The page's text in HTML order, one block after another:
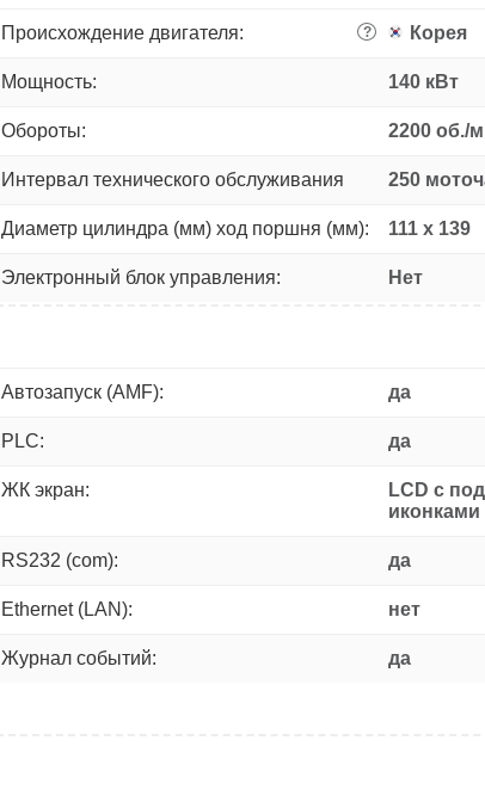
Происхождение двигателя: ? Корея
Мощность: 140 кВт
Обороты: 2200 об./
Интервал технического обслуживания 250
Диаметр цилиндра (мм) ход поршня (мм): 111 х 139
Электронный блок управления: Нет
Автозапуск (AMF): да
PLC: да
ЖК экран:
LCD с
иконками
RS232 (com): да
Ethernet (LAN): нет
Журнал событий: да